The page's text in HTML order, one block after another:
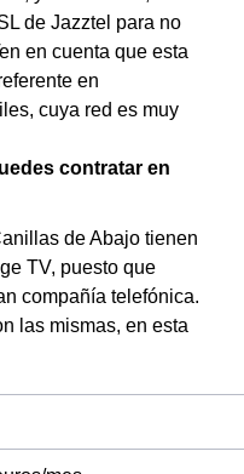
de Jazztel para no
en cuenta que esta
en
cuya red es muy
contratar en
de Abajo tienen
TV, puesto que
compañía telefónica.
las mismas, en esta